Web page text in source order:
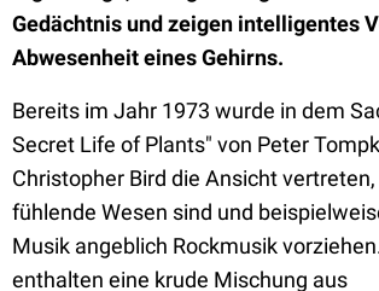
Gedächtnis und zeigen intelligentes
Abwesenheit eines Gehirns.
Bereits im Jahr 1973 wurde in dem
Secret Life of Plants" von Peter
Christopher Bird die Ansicht
fühlende Wesen sind und
Musik angeblich Rockmusik
enthalten eine krude Mischung aus